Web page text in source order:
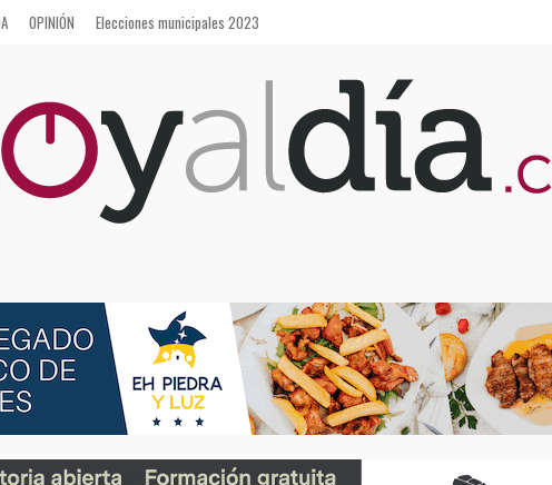
OPINIÓN Elecciones municipales 2023